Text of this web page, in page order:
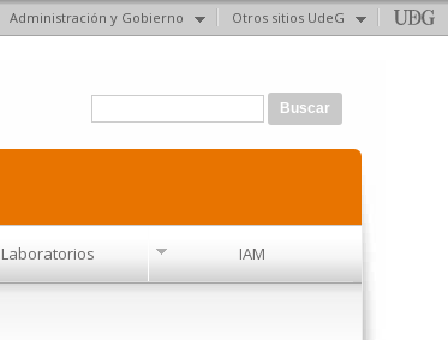
Administración y Gobierno Otros sitios UdeG
Formulario de búsqueda
Laboratorios IAM